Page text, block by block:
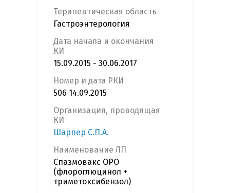
Терапевтическая область
Гастроэнтерология
Дата начала и окончания
КИ
15.09.2015 - 30.06.2017
Номер и дата РКИ
506 14.09.2015
Организация, проводящая
КИ
Шарпер С.П.А.
Наименование ЛП
Спазмовакс ОРО
(флороглюцинол +
триметоксибензол)